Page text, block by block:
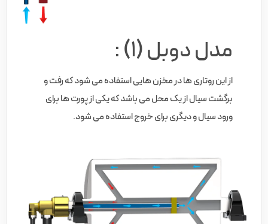
مدل دوبل (1) :
از این روتاری ها در مخزن هایی استفاده می شود که رفت و
برگشت سیال از یک محل می باشد که یکی از پورت ها برای
ورود سیال و دیگری برای خروج استفاده می شود.